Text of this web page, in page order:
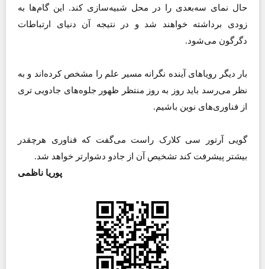
حال نمای سه‌بعدی را در محل شبیه‌سازی کند. این گام‌ها به
زودی برداشته خواهند شد و در نتیجه آن دنیای ارتباطات
دگرگون می‌شود.
بار دیگر رویاهای آینده نگرانه مسیر علم را مشخص کرده‌اند و به
نظر می‌رسد باید روز به روز منتظر ظهور جلوه‌های جادویی تری
از فناوری‌های نوین باشیم.
گویی آرتور سی کلارک راست می‌گفت که فناوری هرچقدر
بیشتر پیشرفت کند تشخیص آن از جادو دشوار‌تر خواهد شد.
پوریا ناظمی